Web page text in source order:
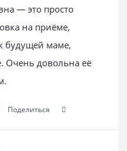
— это просто
на приёме,
будущей маме,
Очень довольна её
Поделиться